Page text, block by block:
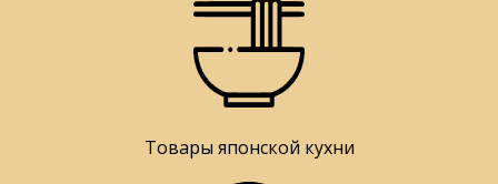
Товары японской кухни